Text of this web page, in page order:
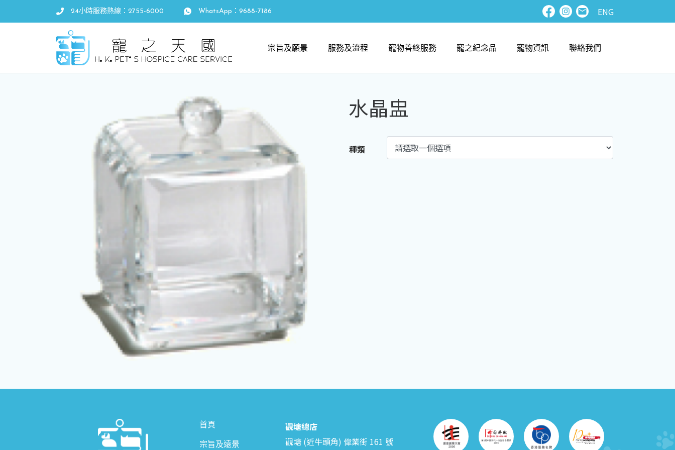
24小時服務熱線：2755-6000 WhatsApp：9688-7186 ENG
宗旨及願景 服務及流程 寵物善終服務 寵之紀念品 寵物資訊 聯絡我們
水晶盅
種類
首頁
宗旨及遠景
觀塘總店
觀塘 (近牛頭角) 偉業街 161 號